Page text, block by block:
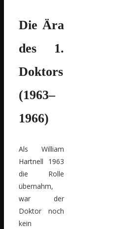
Die Ära
des 1.
Doktors
(1963–
1966)
Als William
Hartnell 1963
die Rolle
übernahm,
war der
Doktor noch
kein